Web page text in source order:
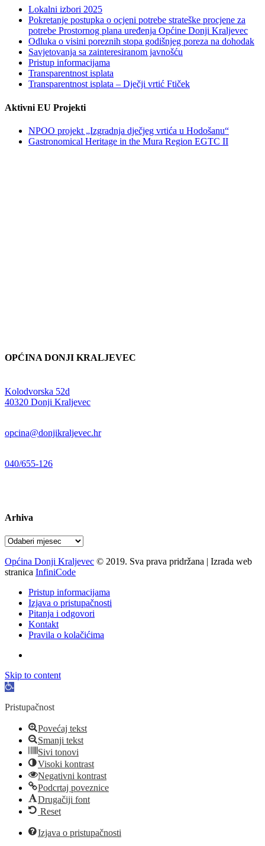
Lokalni izbori 2025
Pokretanje postupka o ocjeni potrebe strateške procjene za
potrebe Prostornog plana uređenja Općine Donji Kraljevec
Odluka o visini poreznih stopa godišnjeg poreza na dohodak
Savjetovanja sa zainteresiranom javnošću
Pristup informacijama
Transparentnost isplata
Transparentnost isplata – Dječji vrtić Ftiček
Aktivni EU Projekti
NPOO projekt „Izgradnja dječjeg vrtića u Hodošanu“
Gastronomical Heritage in the Mura Region EGTC II
OPĆINA DONJI KRALJEVEC
Kolodvorska 52d
40320 Donji Kraljevec
opcina@donjikraljevec.hr
040/655-126
Arhiva
Arhiva
Općina Donji Kraljevec © 2019. Sva prava pridržana | Izrada web
stranica InfiniCode
Pristup informacijama
Izjava o pristupačnosti
Pitanja i odgovori
Kontakt
Pravila o kolačićima
Skip to content
Open
Pristupačnost
Povećaj tekst
Smanji tekst
Sivi tonovi
Visoki kontrast
Negativni kontrast
Podcrtaj poveznice
Drugačiji font
Reset
Izjava o pristupačnosti